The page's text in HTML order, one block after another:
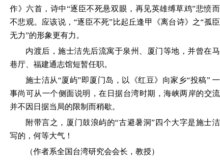
作》六首，诗中“逐臣不死悬双眼，再见英雄缚草鸡”悲愤而
不悲观。应该说，“逐臣不死”比起丘逢甲《离台诗》之“孤臣
无力”的形象更有力。
内渡后，施士洁先后流寓于泉州、厦门等地，并曾在马
巷厅、福建通志馆短暂任职。
施士洁从“厦屿”即厦门岛，以《红豆》向家乡“投稿” 一
事尚可从一个侧面说明，在日据台湾时期，海峡两岸的交流
并不因日据当局的限制而稍歇。
附带言之，厦门鼓浪屿的“古避暑洞”四个大字是施士洁
写的，何等大气！
（作者系全国台湾研究会会长 ， 教授）